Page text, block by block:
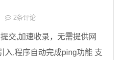
2条评论
交,加速收录，无需提供网
入,程序自动完成ping功能 支